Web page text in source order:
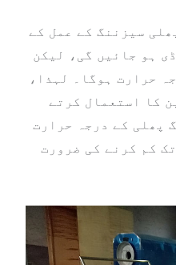
سیزننگ کے عمل کے
ہو جائیں گی، لیکن
حرارت ہوگا۔ لہذا،
کا استعمال کرتے
پھلی کے درجہ حرارت
کم کرنے کی ضرورت